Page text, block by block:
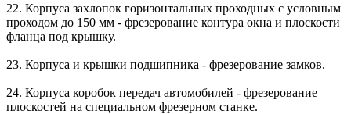
22. Корпуса захлопок горизонтальных проходных с условным
проходом до 150 мм - фрезерование контура окна и плоскости
фланца под крышку.
23. Корпуса и крышки подшипника - фрезерование замков.
24. Корпуса коробок передач автомобилей - фрезерование
плоскостей на специальном фрезерном станке.